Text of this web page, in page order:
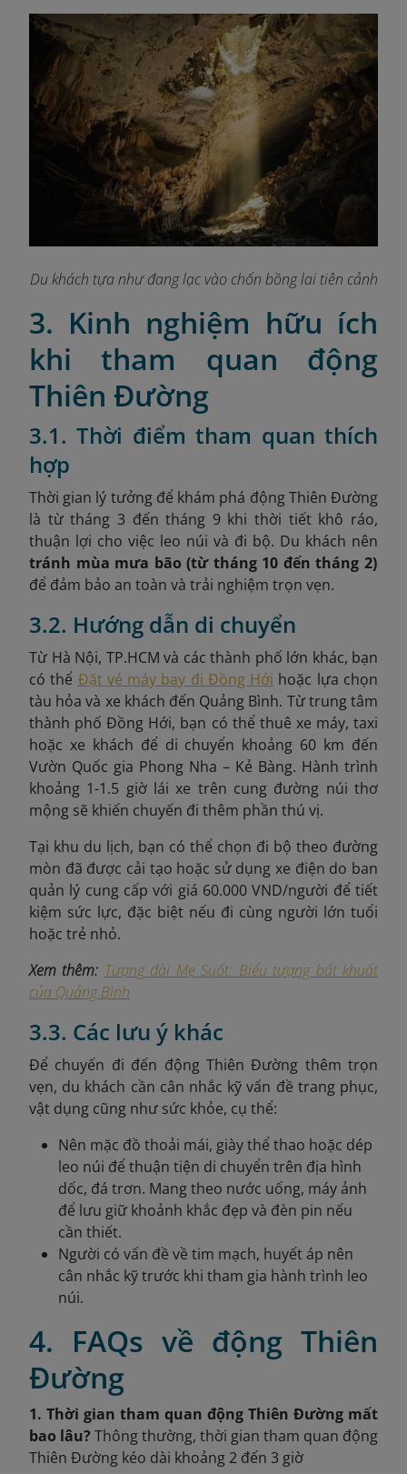
Du khách tựa như đang lạc vào chốn bồng lai tiên cảnh
3. Kinh nghiệm hữu ích
khi tham quan động
Thiên Đường
3.1. Thời điểm tham quan thích
hợp
Thời gian lý tưởng để khám phá động Thiên Đường
là từ tháng 3 đến tháng 9 khi thời tiết khô ráo,
thuận lợi cho việc leo núi và đi bộ. Du khách nên
tránh mùa mưa bão (từ tháng 10 đến tháng 2)
để đảm bảo an toàn và trải nghiệm trọn vẹn.
3.2. Hướng dẫn di chuyển
Từ Hà Nội, TP.HCM và các thành phố lớn khác, bạn
có thể Đặt vé máy bay đi Đồng Hới hoặc lựa chọn
tàu hỏa và xe khách đến Quảng Bình. Từ trung tâm
thành phố Đồng Hới, bạn có thể thuê xe máy, taxi
hoặc xe khách để di chuyển khoảng 60 km đến
Vườn Quốc gia Phong Nha – Kẻ Bàng. Hành trình
khoảng 1-1.5 giờ lái xe trên cung đường núi thơ
mộng sẽ khiến chuyến đi thêm phần thú vị.
Tại khu du lịch, bạn có thể chọn đi bộ theo đường
mòn đã được cải tạo hoặc sử dụng xe điện do ban
quản lý cung cấp với giá 60.000 VND/người để tiết
kiệm sức lực, đặc biệt nếu đi cùng người lớn tuổi
hoặc trẻ nhỏ.
Xem thêm: Tượng đài Mẹ Suốt: Biểu tượng bất khuất
của Quảng Bình
3.3. Các lưu ý khác
Để chuyến đi đến động Thiên Đường thêm trọn
vẹn, du khách cần cân nhắc kỹ vấn đề trang phục,
vật dụng cũng như sức khỏe, cụ thể:
Nên mặc đồ thoải mái, giày thể thao hoặc dép
leo núi để thuận tiện di chuyển trên địa hình
dốc, đá trơn. Mang theo nước uống, máy ảnh
để lưu giữ khoảnh khắc đẹp và đèn pin nếu
cần thiết.
Người có vấn đề về tim mạch, huyết áp nên
cân nhắc kỹ trước khi tham gia hành trình leo
núi.
4. FAQs về động Thiên
Đường
1. Thời gian tham quan động Thiên Đường mất
bao lâu? Thông thường, thời gian tham quan động
Thiên Đường kéo dài khoảng 2 đến 3 giờ